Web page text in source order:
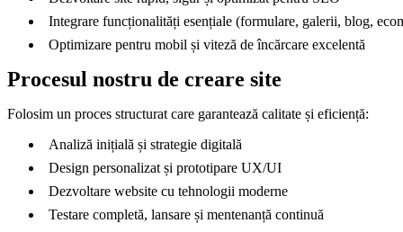
Integrare funcționalități esențiale (formulare, galerii, blog,
Optimizare pentru mobil și viteză de încărcare excelentă
Procesul nostru de creare site
Folosim un proces structurat care garantează calitate și eficiență:
Analiză inițială și strategie digitală
Design personalizat și prototipare UX/UI
Dezvoltare website cu tehnologii moderne
Testare completă, lansare și mentenanță continuă